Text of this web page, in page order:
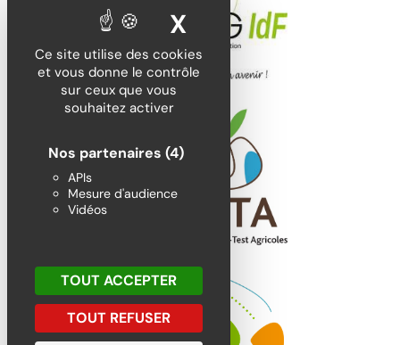
Ce site utilise des cookies
et vous donne le contrôle
sur ceux que vous
souhaitez activer
Nos partenaires (4)
APIs
Mesure d'audience
Vidéos
TOUT ACCEPTER
TOUT REFUSER
X MASQUER LE